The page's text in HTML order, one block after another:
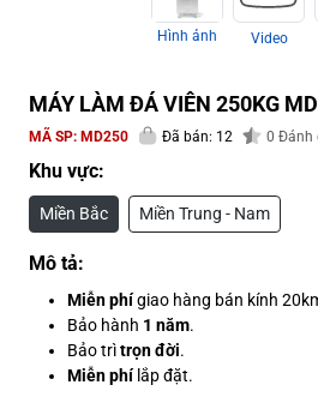
Hình ảnh Video
MÁY LÀM ĐÁ VIÊN 250KG
MÃ SP: MD250 Đã bán: 12 0 Đánh
Khu vực:
Miền Bắc Miền Trung - Nam
Mô tả:
Miễn phígiao hàng bán kính
Bảo hành 1 năm.
Bảo trìtrọn đời.
Miễn phílắp đặt.